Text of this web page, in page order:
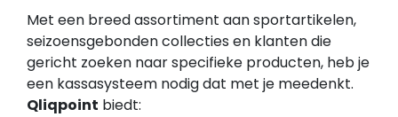
Met een breed assortiment aan sportartikelen,
seizoensgebonden collecties en klanten die
gericht zoeken naar specifieke producten, heb je
een kassasysteem nodig dat met je meedenkt.
Qliqpoint biedt: